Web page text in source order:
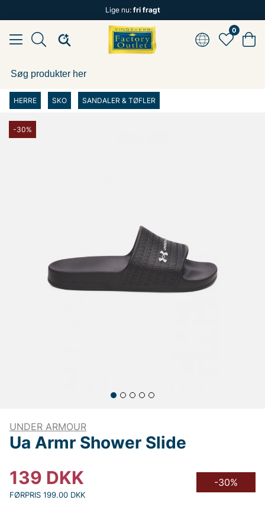
Lige nu: fri fragt
0
HERRE SKO SANDALER & TØFLER
-30%
UNDER ARMOUR
Ua Armr Shower Slide
139 DKK
FØRPRIS 199.00 DKK
-30%